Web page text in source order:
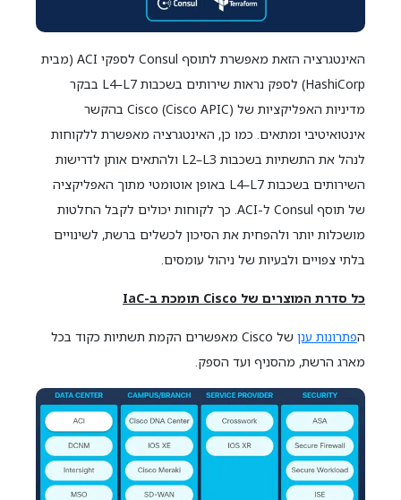
האינטגרציה הזאת מאפשרת לתוסף Consul לספקי ACI (מבית
HashiCorp) לספק נראות שירותים בשכבות L4–L7 בבקר
מדיניות האפליקציות של Cisco (Cisco APIC) בהקשר
אינטואיטיבי ומתאים. כמו כן, האינטגרציה מאפשרת ללקוחות
לנהל את התשתיות בשכבות L2–L3 ולהתאים אותן לדרישות
השירותים בשכבות L4–L7 באופן אוטומטי מתוך האפליקציה
של תוסף Consul ל-ACI. כך לקוחות יכולים לקבל החלטות
מושכלות יותר ולהפחית את הסיכון לכשלים ברשת, לשינויים
בלתי צפויים ולבעיות של ניהול עומסים.
כל סדרת המוצרים של Cisco תומכת ב-IaC
הפתרונות ענן
של Cisco מאפשרים הקמת תשתיות כקוד בכל
מארג הרשת, מהסניף ועד הספק.